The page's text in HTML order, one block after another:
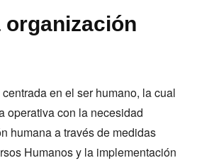
organización
en el ser humano, la cual
operativa con la necesidad
humana a través de medidas
Humanos y la implementación